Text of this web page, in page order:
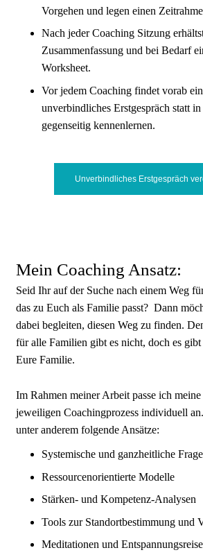
Vorgehen und legen einen
Nach jeder Coaching Sitzung
Zusammenfassung und bei Bedarf
Worksheet.
Vor jedem Coaching findet vorab
unverbindliches Erstgespräch statt
gegenseitig kennenlernen.
Unverbindliches Erstgespräch
Mein Coaching Ansatz:
Seid Ihr auf der Suche nach einem Weg
das zu Euch als Familie passt? Dann
dabei begleiten, diesen Weg zu finden.
für alle Familien gibt es nicht, doch es
Eure Familie.
Im Rahmen meiner Arbeit passe ich
jeweiligen Coachingprozess individuell
unter anderem folgende Ansätze:
Systemische und ganzheitliche
Ressourcenorientierte Modelle
Stärken- und Kompetenz-Analysen
Tools zur Standortbestimmung und
Meditationen und